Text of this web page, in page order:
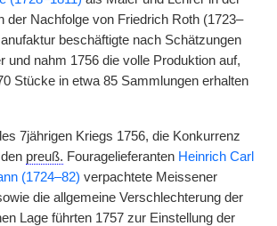
der Nachfolge von Friedrich Roth (1723–
beschäftigte nach Schätzungen
und nahm 1756 die volle Produktion auf,
Stücke in etwa 85 Sammlungen erhalten
7jährigen Kriegs 1756, die Konkurrenz
preuß. Fouragelieferanten Heinrich Carl
(1724–82) verpachtete Meissener
die allgemeine Verschlechterung der
Lage führten 1757 zur Einstellung der